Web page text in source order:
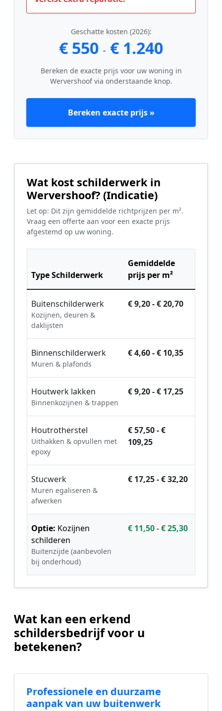
Geschatte kosten (2026):
€ 550 - € 1.240
Bereken de exacte prijs voor uw woning in
Wervershoof via onderstaande knop.
Bereken exacte prijs »
Wat kost schilderwerk in
Wervershoof? (Indicatie)
Let op: Dit zijn gemiddelde richtprijzen per m².
Vraag een offerte aan voor een exacte prijs
afgestemd op uw woning.
Type Schilderwerk
Gemiddelde
prijs per m²
Buitenschilderwerk
Kozijnen, deuren &
daklijsten
€ 9,20 - € 20,70
Binnenschilderwerk
Muren & plafonds
€ 4,60 - € 10,35
Houtwerk lakken
Binnenkozijnen & trappen
€ 9,20 - € 17,25
Houtrotherstel
Uithakken & opvullen met
epoxy
€ 57,50 - €
109,25
Stucwerk
Muren egaliseren &
afwerken
€ 17,25 - € 32,20
Optie: Kozijnen
schilderen
Buitenzijde (aanbevolen
bij onderhoud)
€ 11,50 - € 25,30
Wat kan een erkend
schildersbedrijf voor u
betekenen?
Professionele en duurzame
aanpak van uw buitenwerk